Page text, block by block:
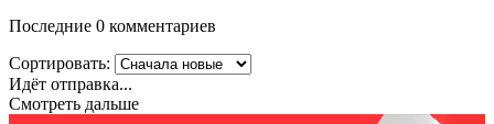
Последние 0 комментариев
Сортировать:
Идёт отправка...
Смотреть дальше